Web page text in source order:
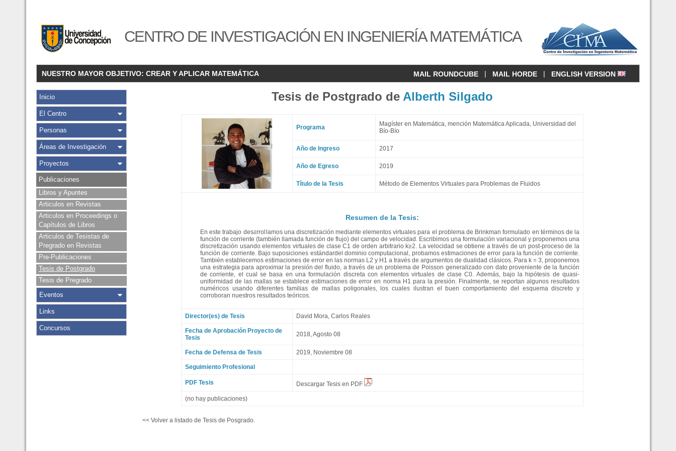
CENTRO DE INVESTIGACIÓN EN INGENIERÍA MATEMÁTICA
NUESTRO MAYOR OBJETIVO: CREAR Y APLICAR MATEMÁTICA MAIL ROUNDCUBE | MAIL HORDE | ENGLISH VERSION
Inicio
El Centro
Personas
Áreas de Investigación
Proyectos
Publicaciones
Libros y Apuntes
Articulos en Revistas
Articulos en Proceedings o
Capítulos de Libros
Articulos de Tesistas de
Pregrado en Revistas
Pre-Publicaciones
Tesis de Postgrado
Tesis de Pregrado
Eventos
Links
Concursos
Tesis de Postgrado de Alberth Silgado
Programa
Magíster en Matemática, mención Matemática Aplicada, Universidad del
Bío-Bío
Año de Ingreso 2017
Año de Egreso 2019
Título de la Tesis Método de Elementos Virtuales para Problemas de Fluidos
Resumen de la Tesis:
En este trabajo desarrollamos una discretización mediante elementos virtuales para el problema de Brinkman formulado en términos de la
función de corriente (también llamada función de flujo) del campo de velocidad. Escribimos una formulación variacional y proponemos una
discretización usando elementos virtuales de clase C1 de orden arbitrario k≥2. La velocidad se obtiene a través de un post-proceso de la
función de corriente. Bajo suposiciones estándardel dominio computacional, probamos estimaciones de error para la función de corriente.
También establecemos estimaciones de error en las normas L2 y H1 a través de argumentos de dualidad clásicos. Para k = 3, proponemos
una estrategia para aproximar la presión del fluido, a través de un problema de Poisson generalizado con dato proveniente de la función
de corriente, el cual se basa en una formulación discreta con elementos virtuales de clase C0. Además, bajo la hipótesis de quasi-
uniformidad de las mallas se establece estimaciones de error en norma H1 para la presión. Finalmente, se reportan algunos resultados
numéricos usando diferentes familias de mallas poligonales, los cuales ilustran el buen comportamiento del esquema discreto y
corroboran nuestros resultados teóricos.
Director(es) de Tesis David Mora, Carlos Reales
Fecha de Aprobación Proyecto de
Tesis
2018, Agosto 08
Fecha de Defensa de Tesis 2019, Noviembre 08
Seguimiento Profesional
PDF Tesis Descargar Tesis en PDF
(no hay publicaciones)
<< Volver a listado de Tesis de Posgrado.